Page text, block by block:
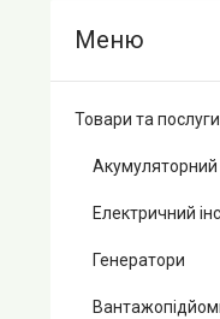
Товари та послуги
Акумуляторний
Електричний
Генератори